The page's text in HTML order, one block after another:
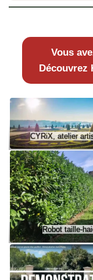
Vous
Découvrez
CYRiX, atelier
Robot taille-